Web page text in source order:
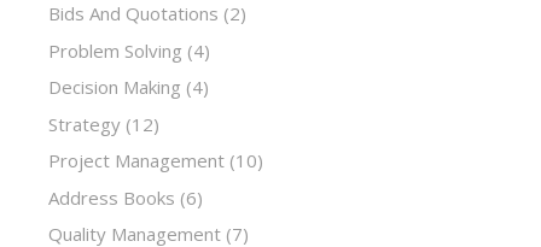
Bids And Quotations (2)
Problem Solving (4)
Decision Making (4)
Strategy (12)
Project Management (10)
Address Books (6)
Quality Management (7)